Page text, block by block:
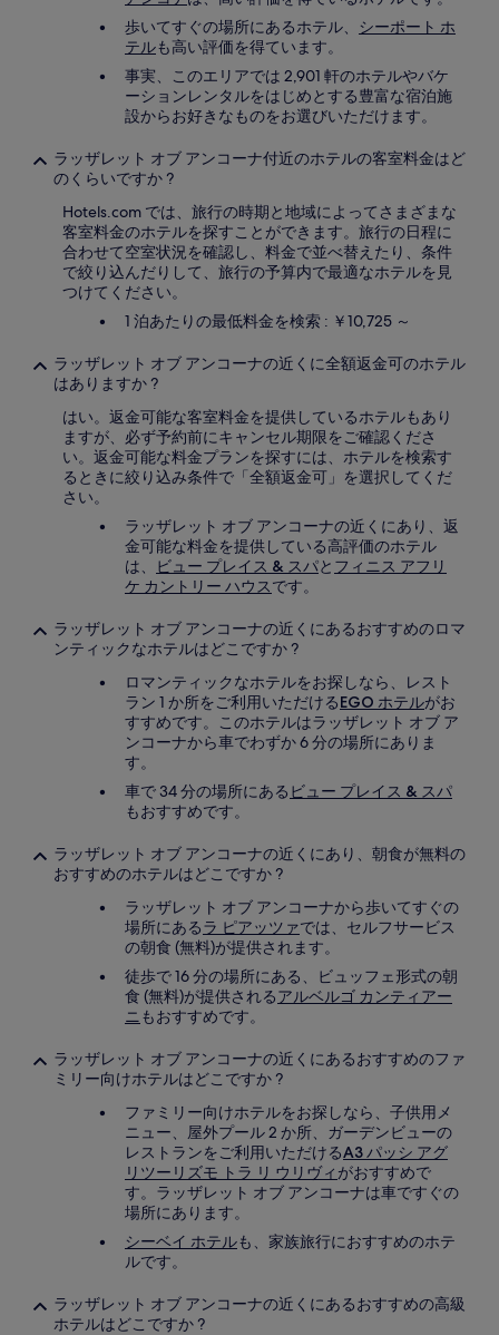
る
歩いてすぐの場所にあるホテル、
シーポート ホ
テルも高い評価を得ています。
事実、このエリアでは 2,901 軒のホテルやバケ
ーションレンタルをはじめとする豊富な宿泊施
設からお好きなものをお選びいただけます。
ラッザレット オブ アンコーナ付近のホテルの客室料金はど
のくらいですか ?
Hotels.com では、旅行の時期と地域によってさまざまな
客室料金のホテルを探すことができます。旅行の日程に
合わせて空室状況を確認し、料金で並べ替えたり、条件
で絞り込んだりして、旅行の予算内で最適なホテルを見
つけてください。
1 泊あたりの最低料金を検索 : ￥10,725 ～
ラッザレット オブ アンコーナの近くに全額返金可のホテル
はありますか ?
はい。返金可能な客室料金を提供しているホテルもあり
ますが、必ず予約前にキャンセル期限をご確認くださ
い。返金可能な料金プランを探すには、ホテルを検索す
るときに絞り込み条件で「全額返金可」を選択してくだ
さい。
ラッザレット オブ アンコーナの近くにあり、返
金可能な料金を提供している高評価のホテル
は、
ビュー プレイス & スパと フィニス アフリ
ケ カントリー ハウスです。
ラッザレット オブ アンコーナの近くにあるおすすめのロマ
ンティックなホテルはどこですか ?
ロマンティックなホテルをお探しなら、レスト
ラン 1 か所をご利用いただけるEGO ホテルがお
すすめです。このホテルはラッザレット オブ ア
ンコーナから車でわずか 6 分の場所にありま
す。
車で 34 分の場所にある ビュー プレイス & スパ
もおすすめです。
ラッザレット オブ アンコーナの近くにあり、朝食が無料の
おすすめのホテルはどこですか ?
ラッザレット オブ アンコーナから歩いてすぐの
場所にあるラ ピアッツァでは、セルフサービス
の朝食 (無料)が提供されます。
徒歩で 16 分の場所にある、ビュッフェ形式の朝
食 (無料)が提供されるアルベルゴ カンティアー
ニもおすすめです。
ラッザレット オブ アンコーナの近くにあるおすすめのファ
ミリー向けホテルはどこですか ?
ファミリー向けホテルをお探しなら、子供用メ
ニュー、屋外プール 2 か所、ガーデンビューの
レストランをご利用いただけるA3 パッシ アグ
リツーリズモ トラ リ ウリヴィ がおすすめで
す。ラッザレット オブ アンコーナは車ですぐの
場所にあります。
シーベイ ホテルも、家族旅行におすすめのホテ
ルです。
ラッザレット オブ アンコーナの近くにあるおすすめの高級
ホテルはどこですか ?